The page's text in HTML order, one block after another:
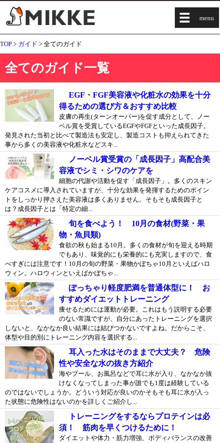
menu
TOP > ガイド > 全てのガイド
全てのガイド一覧
EGF・FGF美容液や化粧水の効果を十分
得るための選び方＆おすすめ比較
皮膚の再生(ターンオーバー)を促す成分として、ノー
ベル賞を受賞しているEGFやFGFといった成長因子。
発見された当初と比べて製造法も安定し、製造コストも抑えられてきた
事から多くの美容液や化粧水などスキ...
ノーベル賞受賞の「成長因子」高配合美
容液でシミ・シワのケアを
細胞の代謝や活動を促す「成長因子」。多くのスキン
ケアコスメに導入されていますが、十分な効果を発揮するためのポイン
トをしっかり押さえた美容液は多くありません。そもそも成長因子と
は？成長因子とは「特定の細...
旬を食べよう！ 10月の食材(野菜・果
物・魚貝類)
食欲の秋も始まる10月。多くの食材が旬を迎える時期
でもあり、味覚的にも栄養的にも充実しますので、食
べすぎには注意です！10月の旬の野菜・果物かぼちゃ10月といえばハロ
ウィン。ハロウィンといえばかぼちゃ...
ぽっちゃり軽度肥満を普通体型に！ お
すすめダイエットトレーニング
痩せるためには運動が必要。これはもう説明する必要
のない常識ですが、自分にあったトレーニングを選択
しないと、なかなか良い結果には結びつかないですよね。だからこそ、
体型や目的別にトレーニング内容を選択する...
耳入った水はそのままで大丈夫？ 危険
性や安全な水の抜き方紹介
海やプール、お風呂などで耳に水が入り、なかなか抜
けなくなってしまった事が誰でも1度は経験している
のではないでしょうか。どういう対応が良いのかそもそも耳に水が入っ
た状態に危険性はないのかを詳しくご紹介し...
トレーニングをするならプロテインは必
須！ 筋肉を早くつけるために！
ダイエットや体力・筋力増強、ボディバランスの改善